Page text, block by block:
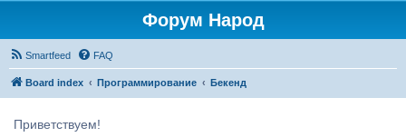
Форум Народ
Smartfeed FAQ
Board index Программирование Бекенд
Приветствуем!